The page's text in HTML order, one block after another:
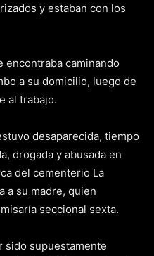
y estaban con los
encontraba caminando
a su domicilio, luego de
al trabajo.
desaparecida, tiempo
drogada y abusada en
del cementerio La
a su madre, quien
seccional sexta.
sido supuestamente